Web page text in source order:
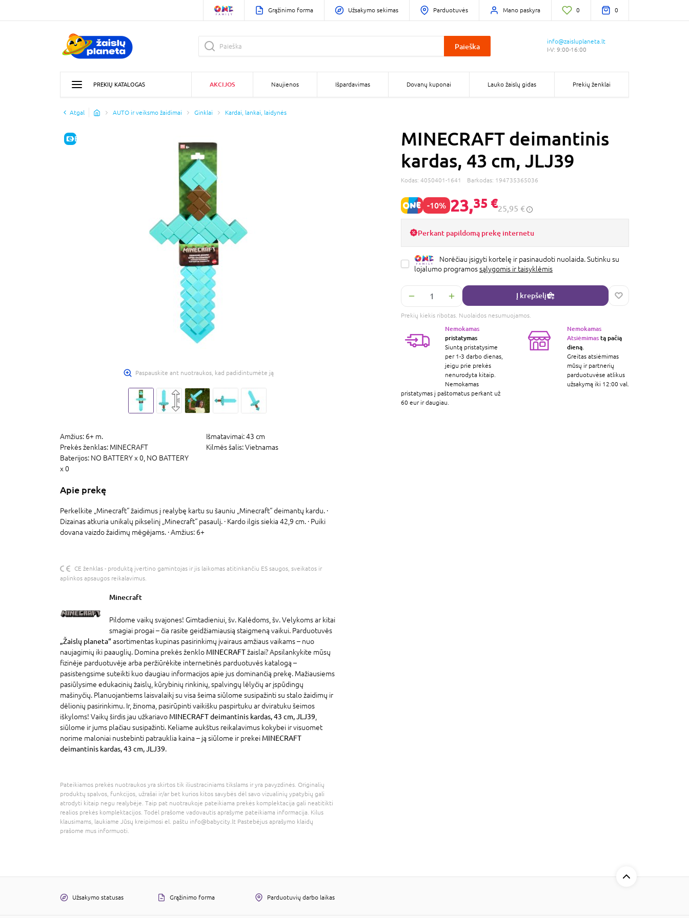
Grąžinimo forma Užsakymo sekimas Parduotuvės Mano paskyra 0 0
Paieška
info@zaisluplaneta.lt
I-V: 9:00-16:00
PREKIŲ KATALOGAS AKCIJOS Naujienos Išpardavimas Dovanų kuponai Lauko žaislų gidas Prekių ženklai
Atgal AUTO ir veiksmo žaidimai Ginklai Kardai, lankai, laidynės
E-KAINA
Paspauskite ant nuotraukos, kad padidintumėte ją
Amžius: 6+ m. Išmatavimai:43 cm
Prekės ženklas: MINECRAFT Kilmės šalis:Vietnamas
Baterijos: NO BATTERY x 0, NO BATTERY
x 0
Apie prekę
Perkelkite „Minecraft“ žaidimus į realybę kartu su šauniu „Minecraft“ deimantų kardu. ·
Dizainas atkuria unikalų pikselinį „Minecraft“ pasaulį. · Kardo ilgis siekia 42,9 cm. · Puiki
dovana vaizdo žaidimų mėgėjams. · Amžius: 6+
CE ženklas - produktą įvertino gamintojas ir jis laikomas atitinkančiu ES saugos, sveikatos ir
aplinkos apsaugos reikalavimus.
Minecraft
Pildome vaikų svajones! Gimtadieniui, šv. Kalėdoms, šv. Velykoms ar kitai
smagiai progai – čia rasite geidžiamiausią staigmeną vaikui. Parduotuvės
„Žaislų planeta“asortimentas kupinas pasirinkimų įvairaus amžiaus vaikams – nuo
naujagimių iki paauglių. Domina prekės ženklo MINECRAFTžaislai? Apsilankykite mūsų
fizinėje parduotuvėje arba peržiūrėkite internetinės parduotuvės katalogą –
pasistengsime suteikti kuo daugiau informacijos apie jus dominančią prekę. Mažiausiems
pasiūlysime edukacinių žaislų, kūrybinių rinkinių, spalvingų lėlyčių ar įspūdingų
mašinyčių. Planuojantiems laisvalaikį su visa šeima siūlome susipažinti su stalo žaidimų ir
dėlionių pasirinkimu. Ir, žinoma, pasirūpinti vaikišku paspirtuku ar dviratuku šeimos
iškyloms! Vaikų širdis jau užkariavo MINECRAFT deimantinis kardas, 43 cm, JLJ39
siūlome ir jums plačiau susipažinti. Keliame aukštus reikalavimus kokybei ir visuomet
norime maloniai nustebinti patrauklia kaina – ją siūlome ir prekei MINECRAFT
deimantinis kardas, 43 cm, JLJ39.
Pateikiamos prekės nuotraukos yra skirtos tik iliustraciniams tikslams ir yra pavyzdinės. Originalių
produktų spalvos, funkcijos, užrašai ir/ar bet kurios kitos savybės dėl savo vizualinių ypatybių gali
atrodyti kitaip negu realybėje. Taip pat nuotraukoje pateikiama prekės komplektacija gali neatitikti
realios prekės komplektacijos. Todėl prašome vadovautis aprašyme pateikiama informacija. Kilus
klausimams, laukiame Jūsų kreipimosi el. paštu info@babycity.lt Pastebėjus aprašymo klaidų
prašome mus informuoti.
MINECRAFT deimantinis
kardas, 43 cm, JLJ39
Kodas: 4050401-1641 Barkodas: 194735365036
-10% 23,35 €25,95 €
Perkant papildomą prekę internetu
Norėčiau įsigyti kortelę ir pasinaudoti nuolaida. Sutinku su
lojalumo programossąlygomis ir taisyklėmis
Į krepšelį
Prekių kiekis ribotas. Nuolaidos nesumuojamos.
Nemokamas
pristatymas
Siuntą pristatysime
per 1-3 darbo dienas,
jeigu prie prekės
nenurodyta kitaip.
Nemokamas
pristatymas į paštomatus perkant už
60 eur ir daugiau.
Nemokamas
Atsiėmimastą pačią
dieną.
Greitas atsiėmimas
mūsų ir partnerių
parduotuvėse atlikus
užsakymą iki 12:00 val.
Užsakymo statusas Grąžinimo forma Parduotuvių darbo laikas